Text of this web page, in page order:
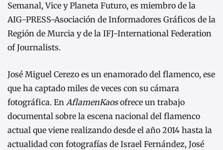
Semanal, Vice y Planeta Futuro, es miembro de la
AIG-PRESS-Asociación de Informadores Gráficos de la
Región de Murcia y de la IFJ-International Federation
of Journalists.
José Miguel Cerezo es un enamorado del flamenco, ese
que ha captado miles de veces con su cámara
fotográfica. En AflamenKaosofrece un trabajo
documental sobre la escena nacional del flamenco
actual que viene realizando desde el año 2014 hasta la
actualidad con fotografías de Israel Fernández, José